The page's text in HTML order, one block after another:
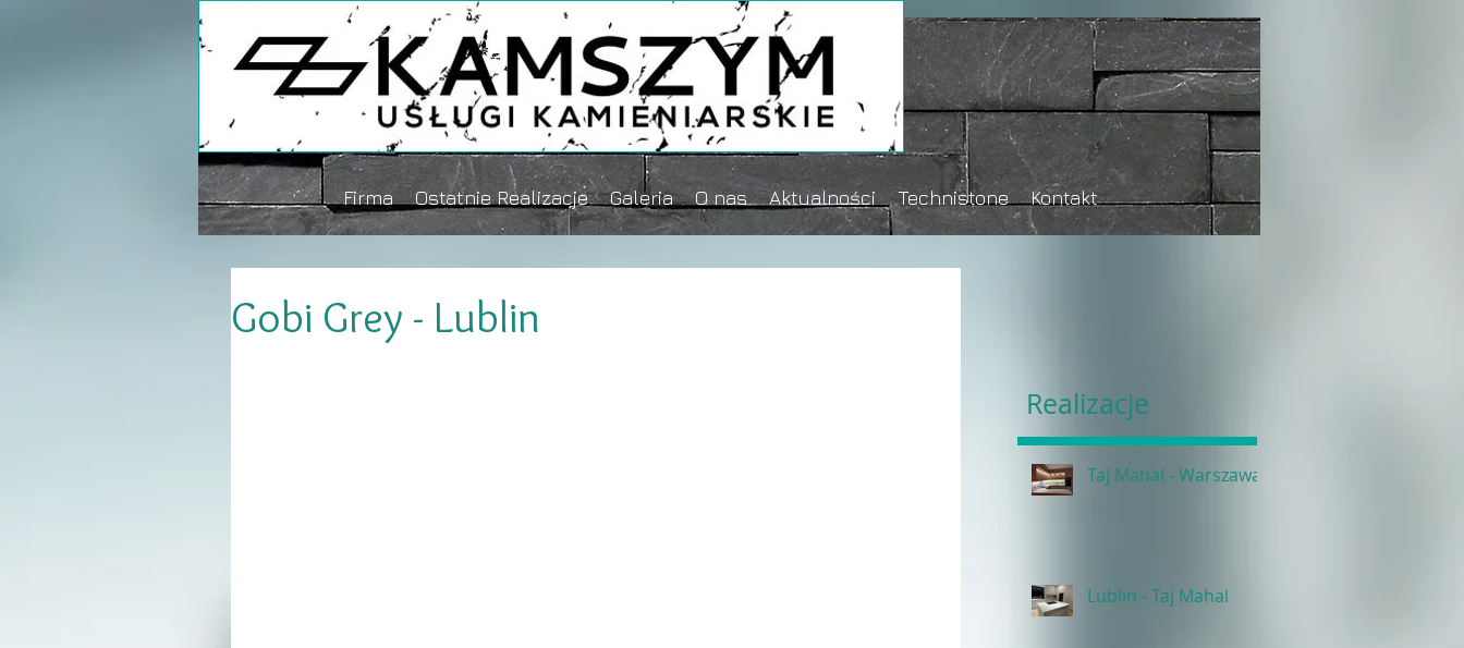
Firma Ostatnie Realizacje Galeria O nas Aktualności Technistone Kontakt
Gobi Grey - Lublin
Realizacje
Taj Mahal - Warszawa
Lublin - Taj Mahal